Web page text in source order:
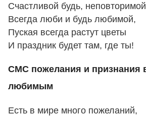
Счастливой будь,
Всегда люби и будь любимой,
Пуская всегда растут цветы
И праздник будет там, где ты!
СМС пожелания и признания
любимым
Есть в мире много пожеланий,